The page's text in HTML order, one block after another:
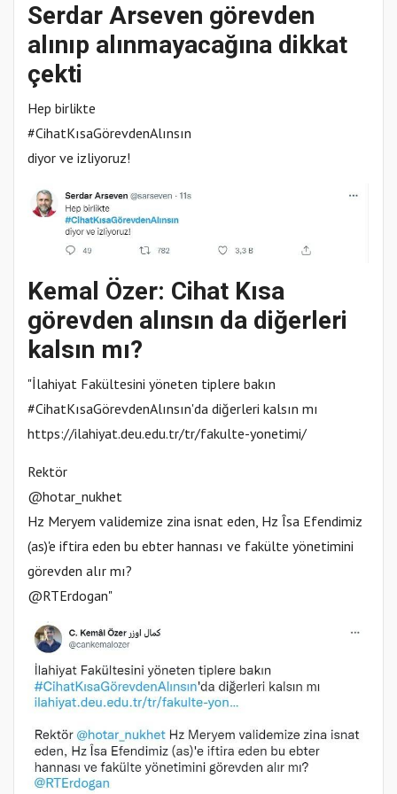
Serdar Arseven görevden
alınıp alınmayacağına dikkat
çekti
Hep birlikte
#CihatKısaGörevdenAlınsın
diyor ve izliyoruz!
Kemal Özer: Cihat Kısa
görevden alınsın da diğerleri
kalsın mı?
"İlahiyat Fakültesini yöneten tiplere bakın
#CihatKısaGörevdenAlınsın'da diğerleri kalsın mı
https://ilahiyat.deu.edu.tr/tr/fakulte-yonetimi/
Rektör
@hotar_nukhet
Hz Meryem validemize zina isnat eden, Hz Îsa Efendimiz
(as)'e iftira eden bu ebter hannası ve fakülte yönetimini
görevden alır mı?
@RTErdogan"